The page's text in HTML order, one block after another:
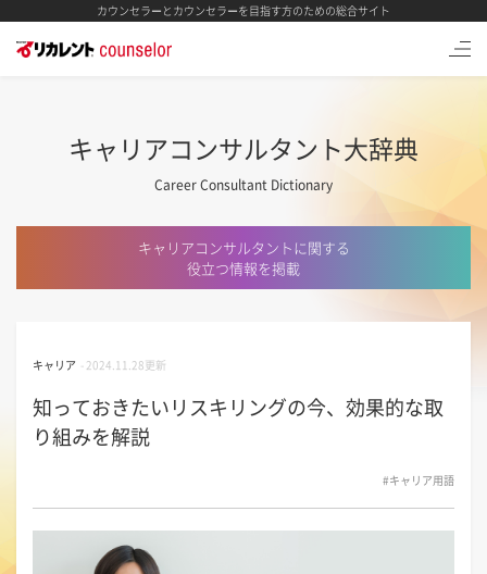
カウンセラーとカウンセラーを目指す方のための総合サイト
キャリアコンサルタント大辞典
Career Consultant Dictionary
キャリアコンサルタントに関する
役立つ情報を掲載
キャリア - 2024.11.28更新
知っておきたいリスキリングの今、効果的な取
り組みを解説
#キャリア用語